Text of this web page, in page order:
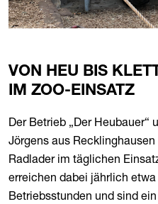
VON HEU BIS
IM ZOO-EINSATZ
Der Betrieb „Der Heubauer“
Jörgens aus
Radlader im täglichen
erreichen dabei jährlich
Betriebsstunden und sind